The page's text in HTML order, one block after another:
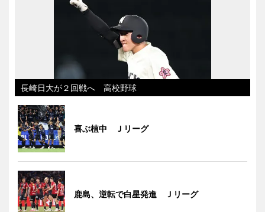
長崎日大が２回戦へ 高校野球
喜ぶ植中 Ｊリーグ
鹿島、逆転で白星発進 Ｊリーグ